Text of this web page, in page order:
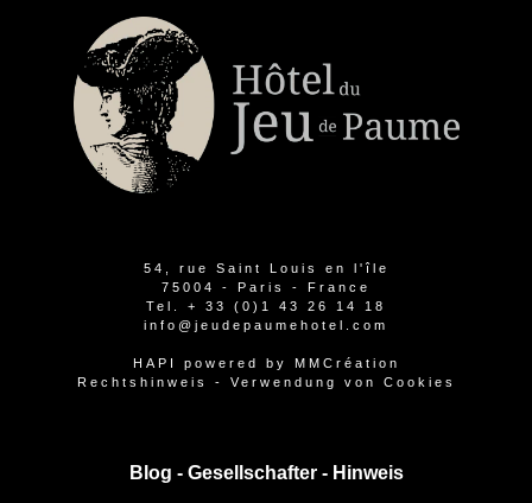
54, rue Saint Louis en l'île
75004 - Paris - France
Tel. + 33 (0)1 43 26 14 18
info@jeudepaumehotel.com
HAPI powered by
MMCréation
Rechtshinweis
- Verwendung von Cookies
Blog - Gesellschafter- Hinweis